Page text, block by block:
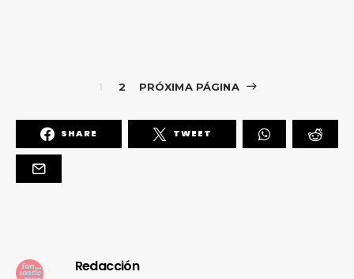
1 2 PRÓXIMA PÁGINA
SHARE TWEET
Redacción